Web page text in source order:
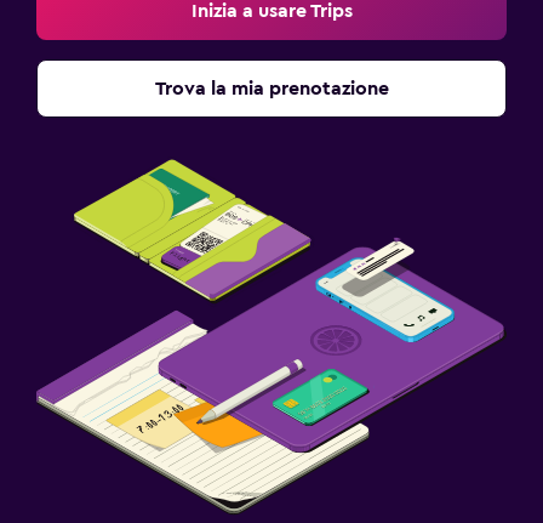
Inizia a usare Trips
Trova la mia prenotazione